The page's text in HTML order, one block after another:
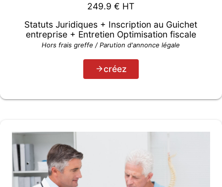
249.9 € HT
Statuts Juridiques + Inscription au Guichet
entreprise + Entretien Optimisation fiscale
Hors frais greffe / Parution d'annonce légale
créez